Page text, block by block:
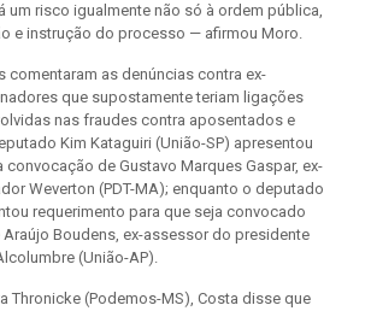
um risco igualmente não só à ordem pública,
e instrução do processo — afirmou Moro.
comentaram as denúncias contra ex-
que supostamente teriam ligações
nas fraudes contra aposentados e
Kim Kataguiri (União-SP) apresentou
convocação de Gustavo Marques Gaspar, ex-
Weverton (PDT-MA); enquanto o deputado
requerimento para que seja convocado
Boudens, ex-assessor do presidente
(União-AP).
Thronicke (Podemos-MS), Costa disse que